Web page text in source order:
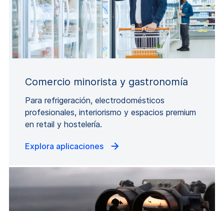
Comercio minorista y gastronomía
Para refrigeración, electrodomésticos
profesionales, interiorismo y espacios premium
en retail y hostelería.
Explora aplicaciones